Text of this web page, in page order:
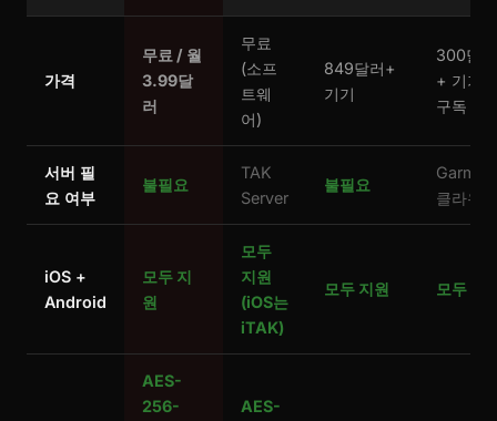
가격
무료 / 월
3.99달
러
무료
(소프
트웨
어)
849달러+
기기
300달러
+ 기기 +
구독
서버 필
요 여부
불필요
TAK
Server
불필요
Garmin
클라우드
iOS +
Android
모두 지
원
모두
지원
(iOS는
iTAK)
모두 지원 모두 지
AES-
256-
AES-